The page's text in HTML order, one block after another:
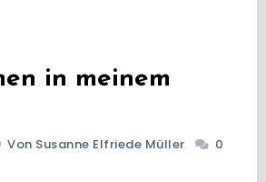
in meinem
Von Susanne Elfriede Müller
0